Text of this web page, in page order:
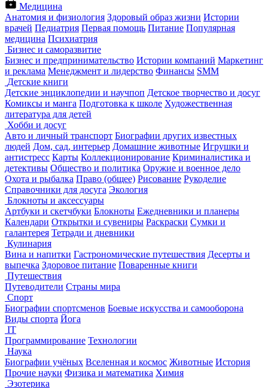
Медицина
Анатомия и физиология Здоровый образ жизни Истории
врачей Педиатрия Первая помощь Питание Популярная
медицина Психиатрия
Бизнес и саморазвитие
Бизнес и предпринимательство Истории компаний Маркетинг
и реклама Менеджмент и лидерство Финансы SMM
Детские книги
Детские энциклопедии и научпоп Детское творчество и досуг
Комиксы и манга Подготовка к школе Художественная
литература для детей
Хобби и досуг
Авто и личный транспорт Биографии других известных
людей Дом, сад, интерьер Домашние животные Игрушки и
антистресс Карты Коллекционирование Криминалистика и
детективы Общество и политика Оружие и военное дело
Охота и рыбалка Право (общее) Рисование Рукоделие
Справочники для досуга Экология
Блокноты и аксессуары
Артбуки и скетчбуки Блокноты Ежедневники и планеры
Календари Открытки и сувениры Раскраски Сумки и
галантерея Тетради и дневники
Кулинария
Вина и напитки Гастрономические путешествия Десерты и
выпечка Здоровое питание Поваренные книги
Путешествия
Путеводители Страны мира
Спорт
Биографии спортсменов Боевые искусства и самооборона
Виды спорта Йога
IT
Программирование Технологии
Наука
Биографии учёных Вселенная и космос Животные История
Прочие науки Физика и математика Химия
Эзотерика